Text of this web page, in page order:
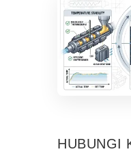
HUBUNGI